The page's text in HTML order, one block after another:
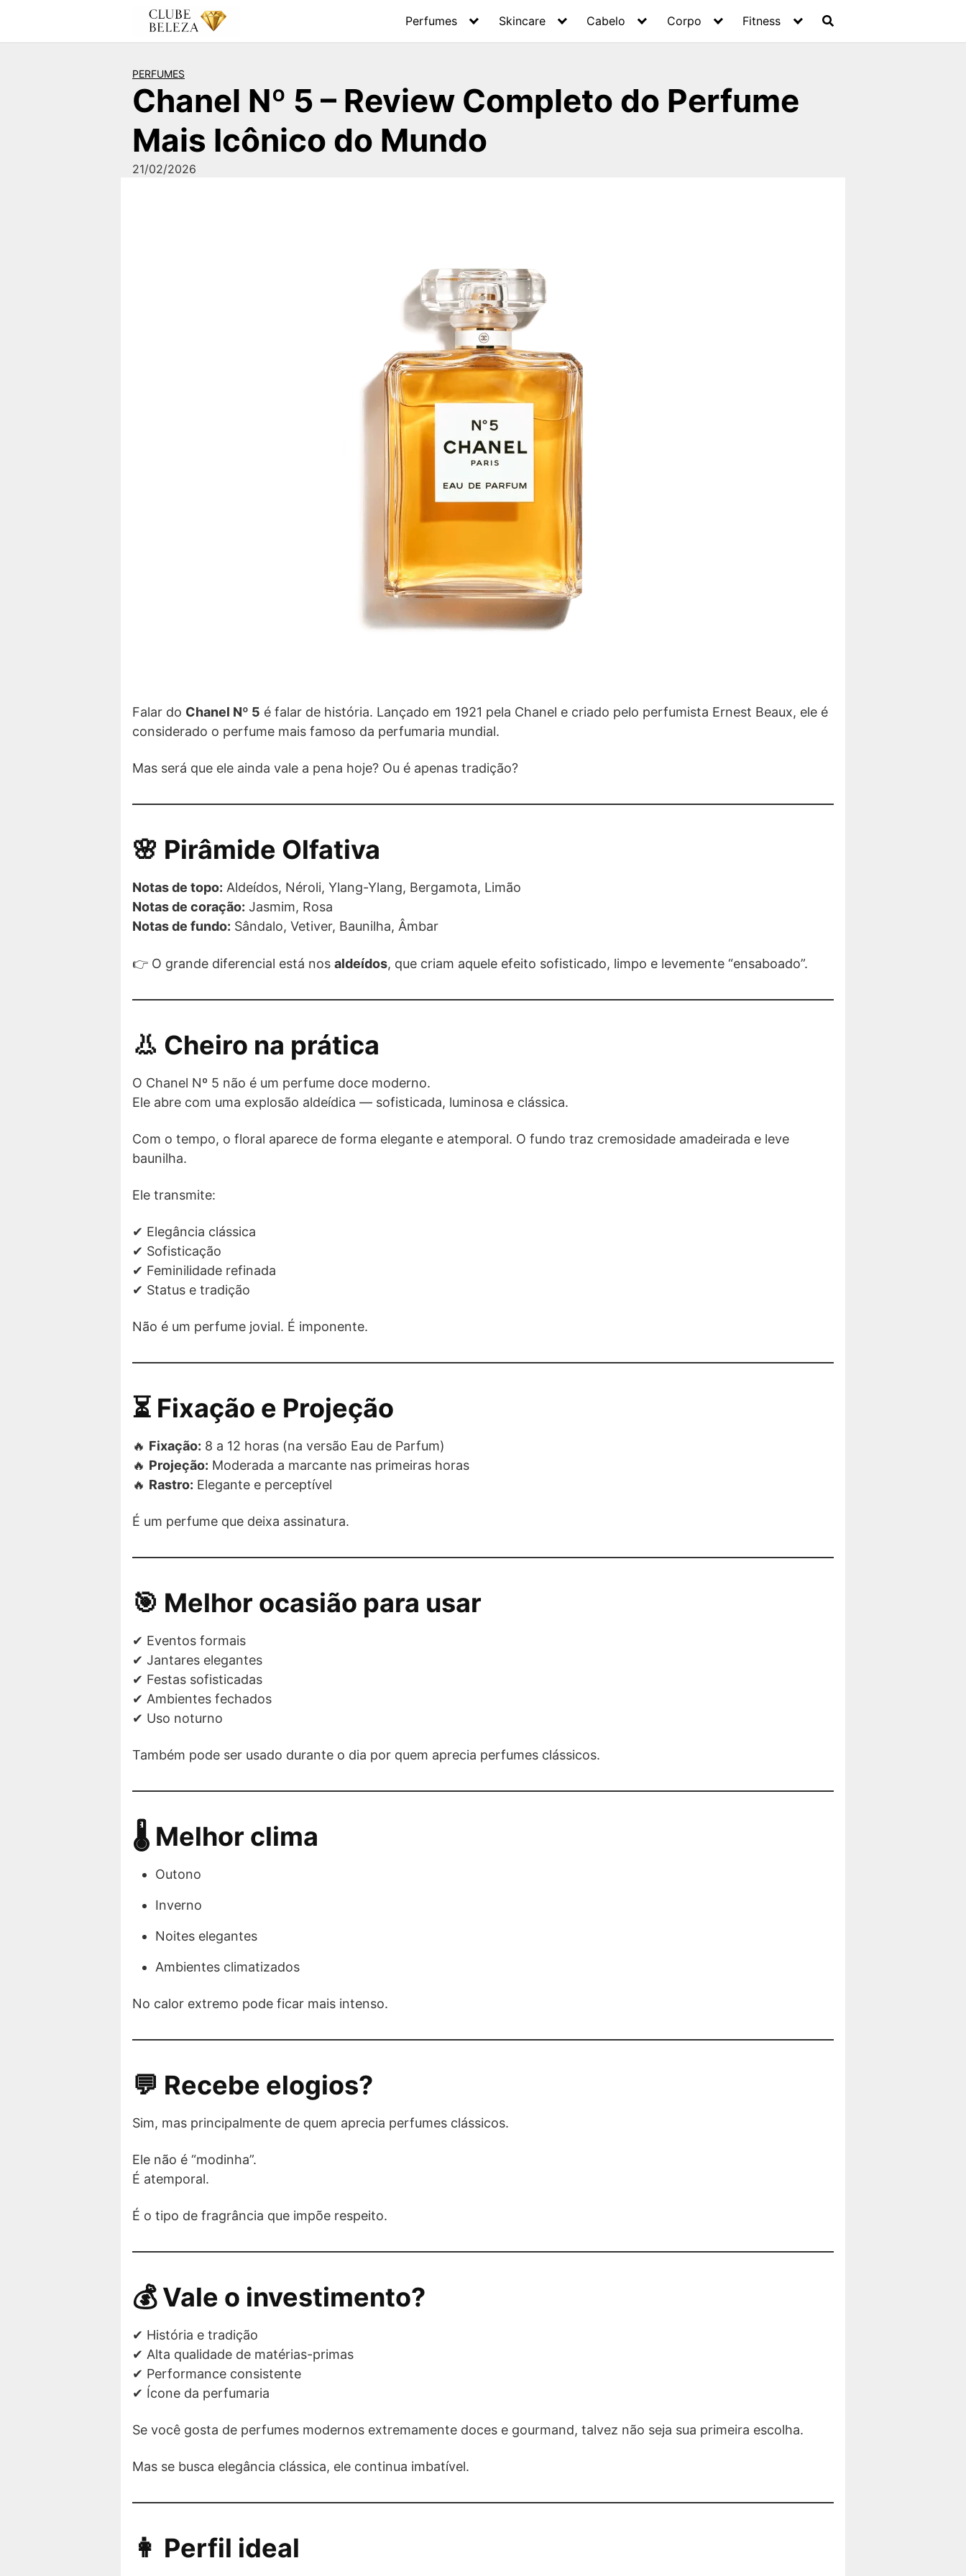
o
Perfumes Skincare Cabelo Corpo Fitness
PERFUMES
Chanel Nº 5 – Review Completo do Perfume
Mais Icônico do Mundo
21/02/2026
Falar do Chanel Nº 5 é falar de história. Lançado em 1921 pela Chanel e criado pelo perfumista Ernest Beaux, ele é
considerado o perfume mais famoso da perfumaria mundial.
Mas será que ele ainda vale a pena hoje? Ou é apenas tradição?
🌸 Pirâmide Olfativa
Notas de topo: Aldeídos, Néroli, Ylang-Ylang, Bergamota, Limão
Notas de coração: Jasmim, Rosa
Notas de fundo: Sândalo, Vetiver, Baunilha, Âmbar
👉 O grande diferencial está nos aldeídos, que criam aquele efeito sofisticado, limpo e levemente “ensaboado”.
👃 Cheiro na prática
O Chanel Nº 5 não é um perfume doce moderno.
Ele abre com uma explosão aldeídica — sofisticada, luminosa e clássica.
Com o tempo, o floral aparece de forma elegante e atemporal. O fundo traz cremosidade amadeirada e leve
baunilha.
Ele transmite:
✔ Elegância clássica
✔ Sofisticação
✔ Feminilidade refinada
✔ Status e tradição
Não é um perfume jovial. É imponente.
⏳ Fixação e Projeção
🔥 Fixação: 8 a 12 horas (na versão Eau de Parfum)
🔥 Projeção: Moderada a marcante nas primeiras horas
🔥 Rastro: Elegante e perceptível
É um perfume que deixa assinatura.
🎯 Melhor ocasião para usar
✔ Eventos formais
✔ Jantares elegantes
✔ Festas sofisticadas
✔ Ambientes fechados
✔ Uso noturno
Também pode ser usado durante o dia por quem aprecia perfumes clássicos.
🌡 Melhor clima
Outono
Inverno
Noites elegantes
Ambientes climatizados
No calor extremo pode ficar mais intenso.
💬 Recebe elogios?
Sim, mas principalmente de quem aprecia perfumes clássicos.
Ele não é “modinha”.
É atemporal.
É o tipo de fragrância que impõe respeito.
💰 Vale o investimento?
✔ História e tradição
✔ Alta qualidade de matérias-primas
✔ Performance consistente
✔ Ícone da perfumaria
Se você gosta de perfumes modernos extremamente doces e gourmand, talvez não seja sua primeira escolha.
Mas se busca elegância clássica, ele continua imbatível.
👩 Perfil ideal